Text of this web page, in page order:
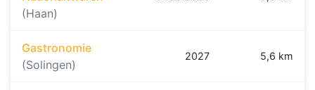
(Haan)
Gastronomie
(Solingen)
2027 5,6 km